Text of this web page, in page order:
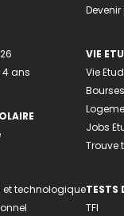
4 ans
et technologique
VIE
Vie
Jobs
Trouve
TESTS
TFI